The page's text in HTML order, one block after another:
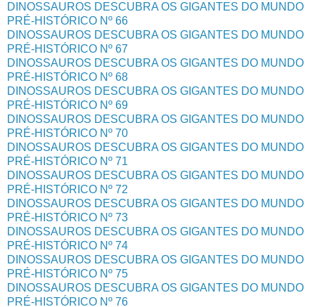
DINOSSAUROS DESCUBRA OS GIGANTES DO MUNDO
PRÉ-HISTÓRICO Nº 66
DINOSSAUROS DESCUBRA OS GIGANTES DO MUNDO
PRÉ-HISTÓRICO Nº 67
DINOSSAUROS DESCUBRA OS GIGANTES DO MUNDO
PRÉ-HISTÓRICO Nº 68
DINOSSAUROS DESCUBRA OS GIGANTES DO MUNDO
PRÉ-HISTÓRICO Nº 69
DINOSSAUROS DESCUBRA OS GIGANTES DO MUNDO
PRÉ-HISTÓRICO Nº 70
DINOSSAUROS DESCUBRA OS GIGANTES DO MUNDO
PRÉ-HISTÓRICO Nº 71
DINOSSAUROS DESCUBRA OS GIGANTES DO MUNDO
PRÉ-HISTÓRICO Nº 72
DINOSSAUROS DESCUBRA OS GIGANTES DO MUNDO
PRÉ-HISTÓRICO Nº 73
DINOSSAUROS DESCUBRA OS GIGANTES DO MUNDO
PRÉ-HISTÓRICO Nº 74
DINOSSAUROS DESCUBRA OS GIGANTES DO MUNDO
PRÉ-HISTÓRICO Nº 75
DINOSSAUROS DESCUBRA OS GIGANTES DO MUNDO
PRÉ-HISTÓRICO Nº 76